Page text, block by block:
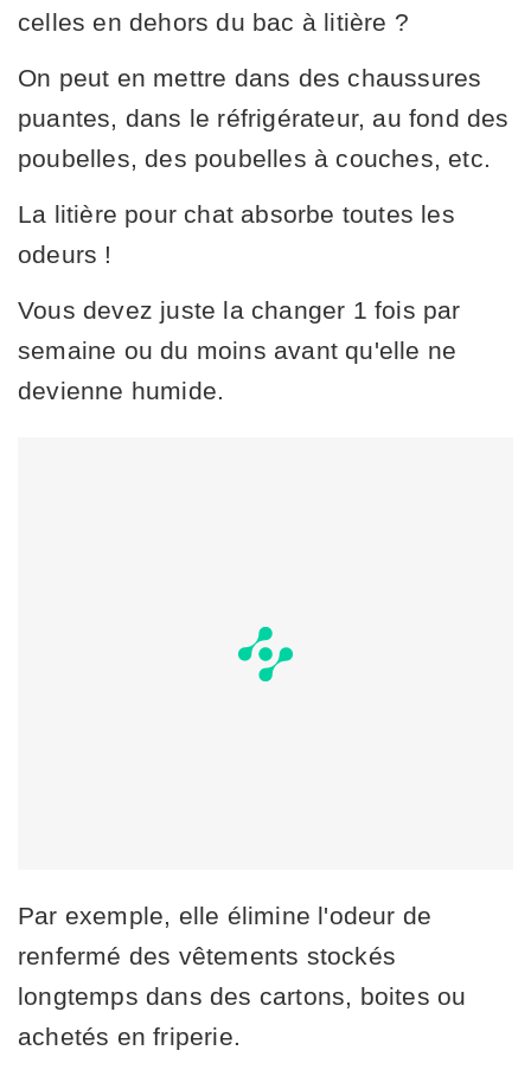
celles en dehors du bac à litière ?
On peut en mettre dans des chaussures
puantes, dans le réfrigérateur, au fond des
poubelles, des poubelles à couches, etc.
La litière pour chat absorbe toutes les
odeurs !
Vous devez juste la changer 1 fois par
semaine ou du moins avant qu'elle ne
devienne humide.
Par exemple, elle élimine l'odeur de
renfermé des vêtements stockés
longtemps dans des cartons, boites ou
achetés en friperie.